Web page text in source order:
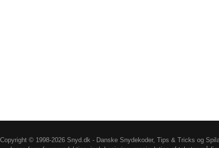
Copyright © 1998-2026 Snyd.dk - Danske Snydekoder, Tips & Tricks og